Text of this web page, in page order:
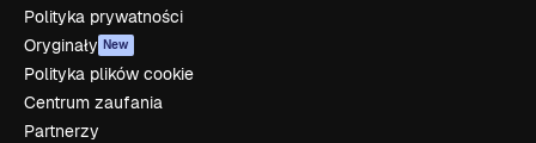
Polityka prywatności
Oryginały New
Polityka plików cookie
Centrum zaufania
Partnerzy